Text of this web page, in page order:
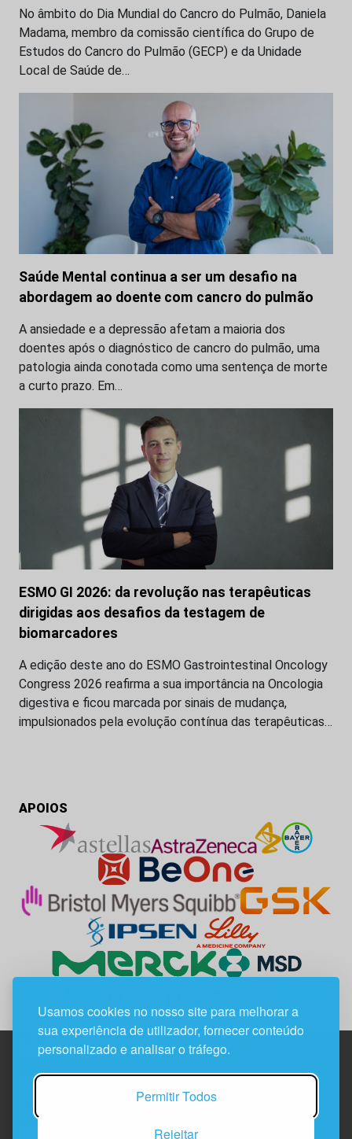
Usamos cookies no nosso site para melhorar a
sua experiência de utilizador, fornecer conteúdo
personalizado e analisar o tráfego.
Permitir Todos
Rejeitar
No âmbito do Dia Mundial do Cancro do Pulmão, Daniela
Madama, membro da comissão científica do Grupo de
Estudos do Cancro do Pulmão (GECP) e da Unidade
Local de Saúde de…
Saúde Mental continua a ser um desafio na
abordagem ao doente com cancro do pulmão
A ansiedade e a depressão afetam a maioria dos
doentes após o diagnóstico de cancro do pulmão, uma
patologia ainda conotada como uma sentença de morte
a curto prazo. Em…
ESMO GI 2026: da revolução nas terapêuticas
dirigidas aos desafios da testagem de
biomarcadores
A edição deste ano do ESMO Gastrointestinal Oncology
Congress 2026 reafirma a sua importância na Oncologia
digestiva e ficou marcada por sinais de mudança,
impulsionados pela evolução contínua das terapêuticas…
APOIOS
Edif. Lisboa Oriente | Av. Infante D. Henrique, n.º 333H, esc.
1800-282 Lisboa | Portugal